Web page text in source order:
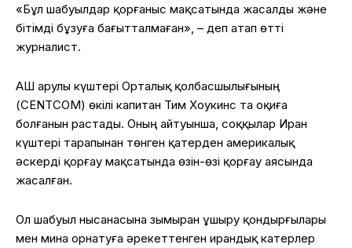
«Бұл шабуылдар қорғаныс мақсатында жасалды және
бітімді бұзуға бағытталмаған», – деп атап өтті
журналист.
АҚШ Қарулы күштері Орталық қолбасшылығының
(CENTCOM) өкілі капитан Тим Хоукинс та оқиға
болғанын растады. Оның айтуынша, соққылар Иран
күштері тарапынан төнген қатерден америкалық
әскерді қорғау мақсатында өзін-өзі қорғау аясында
жасалған.
Ол шабуыл нысанасына зымыран ұшыру қондырғылары
мен мина орнатуға әрекеттенген ирандық катерлер